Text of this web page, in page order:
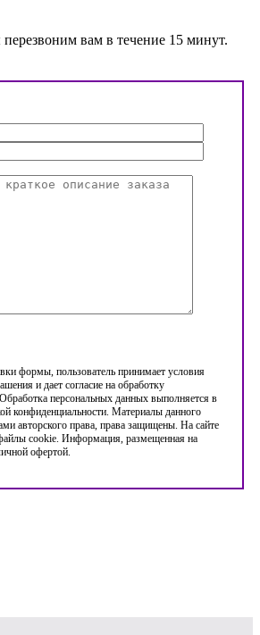
вам в течение 15 минут.
формы, пользователь принимает условия
и дает согласие на обработку
персональных данных выполняется в
конфиденциальности. Материалы данного
авторского права, права защищены. На сайте
cookie. Информация, размещенная на
офертой.